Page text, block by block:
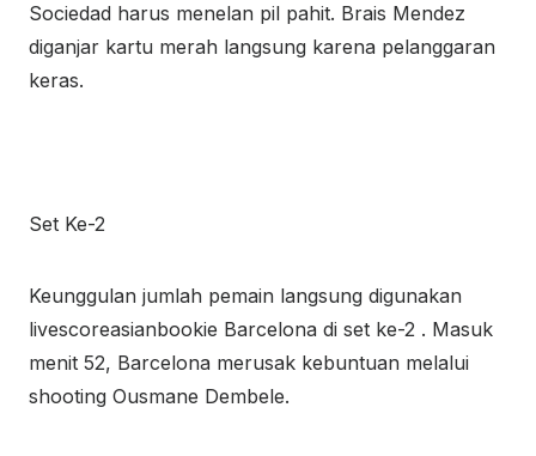
Sociedad harus menelan pil pahit. Brais Mendez
diganjar kartu merah langsung karena pelanggaran
keras.
Set Ke-2
Keunggulan jumlah pemain langsung digunakan
livescoreasianbookie Barcelona di set ke-2 . Masuk
menit 52, Barcelona merusak kebuntuan melalui
shooting Ousmane Dembele.